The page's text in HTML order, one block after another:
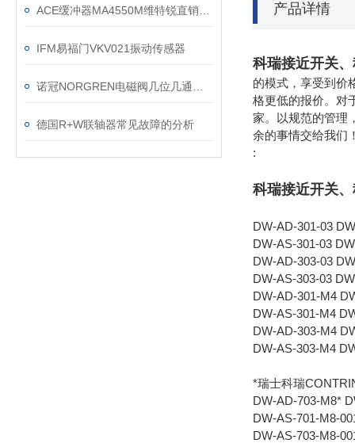
IFM易福门VKV021振动传感器
德国R+W联轴器常见故障的分析
产品详情
科瑞接近开关
的模式，享受到价
格更低的报价。对
家。以规范的管理
余的事情交给我们
:
科瑞接近开关
DW-AD-301-03
DW-AS-301-03
DW-AD-303-03
DW-AS-303-03
DW-AD-301-M4
DW-AS-301-M4
DW-AD-303-M4
DW-AS-303-M4
*瑞士科瑞
DW-AD-703-M8*
DW-AS-701-M8-
DW-AS-703-M8-